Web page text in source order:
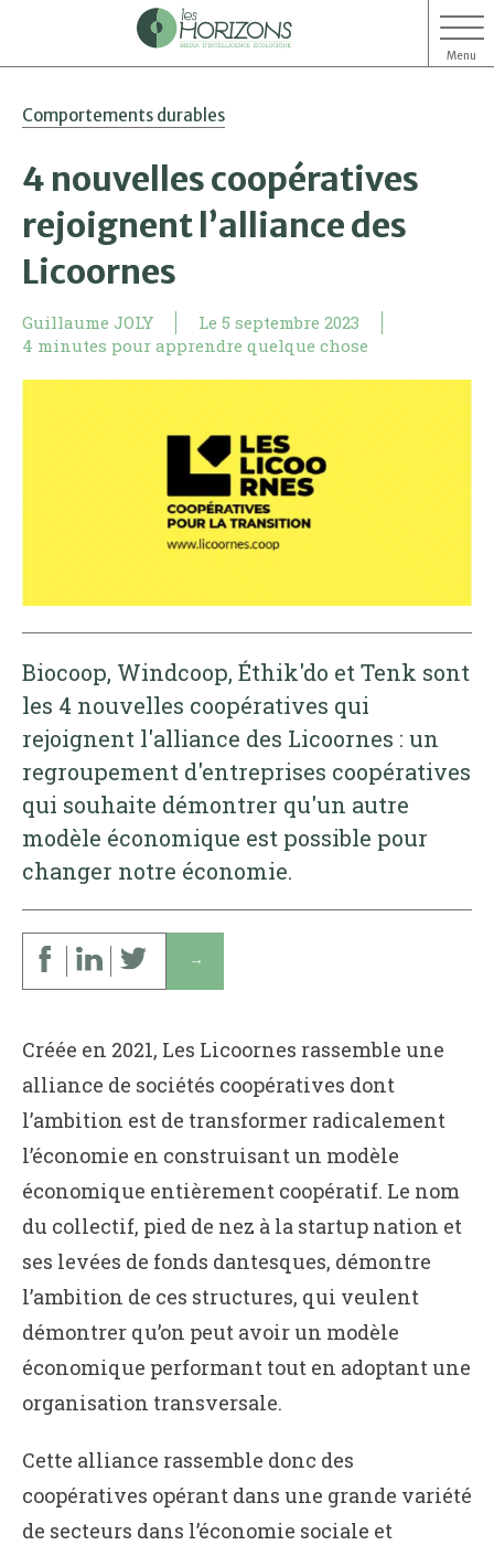
Menu
Comportements durables
4 nouvelles coopératives
rejoignent l’alliance des
Licoornes
Guillaume JOLY Le 5 septembre 2023
4 minutes pour apprendre quelque chose
Biocoop, Windcoop, Éthik'do et Tenk sont
les 4 nouvelles coopératives qui
rejoignent l'alliance des Licoornes : un
regroupement d'entreprises coopératives
qui souhaite démontrer qu'un autre
modèle économique est possible pour
changer notre économie.
↓
Créée en 2021, Les Licoornes rassemble une
alliance de sociétés coopératives dont
l’ambition est de transformer radicalement
l’économie en construisant un modèle
économique entièrement coopératif. Le nom
du collectif, pied de nez à la startup nation et
ses levées de fonds dantesques, démontre
l’ambition de ces structures, qui veulent
démontrer qu’on peut avoir un modèle
économique performant tout en adoptant une
organisation transversale.
Cette alliance rassemble donc des
coopératives opérant dans une grande variété
de secteurs dans l’économie sociale et